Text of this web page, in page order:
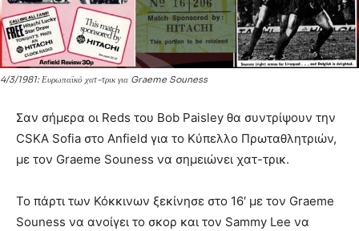
4/3/1981: Ευρωπαϊκό χατ-τρικ για Graeme Souness
Σαν σήμερα οι Reds του Bob Paisley θα συντρίψουν την
CSKA Sofia στο Anfield για το Κύπελλο Πρωταθλητριών,
με τον Graeme Souness να σημειώνει χατ-τρικ.
Το πάρτι των Κόκκινων ξεκίνησε στο 16′ με τον Graeme
Souness να ανοίγει το σκορ και τον Sammy Lee να